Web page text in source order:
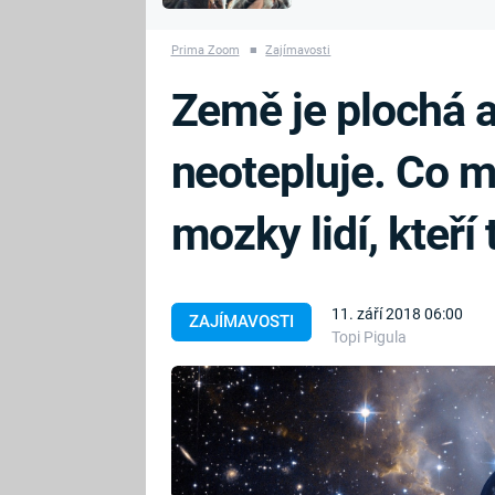
PRVNÍ SVĚTOVÁ
BRITSKÁ
KRÁLOVSKÁ
RODINA
Prima Zoom ■ Zajímavosti
ZAJÍMAVOSTI
11. září 2018 06:00
Topi Pigula
Země je plochá
neotepluje. Co
mozky lidí, kteří